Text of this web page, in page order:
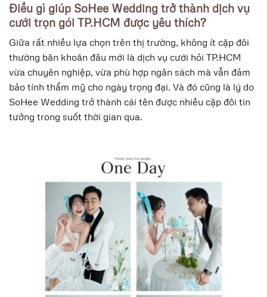
Điều gì giúp SoHee Wedding trở thành dịch vụ
cưới trọn gói TP.HCM được yêu thích?
Giữa rất nhiều lựa chọn trên thị trường, không ít cặp đôi
thường băn khoăn đâu mới là dịch vụ cưới hỏi TP.HCM
vừa chuyên nghiệp, vừa phù hợp ngân sách mà vẫn đảm
bảo tính thẩm mỹ cho ngày trọng đại. Và đó cũng là lý do
SoHee Wedding trở thành cái tên được nhiều cặp đôi tin
tưởng trong suốt thời gian qua.